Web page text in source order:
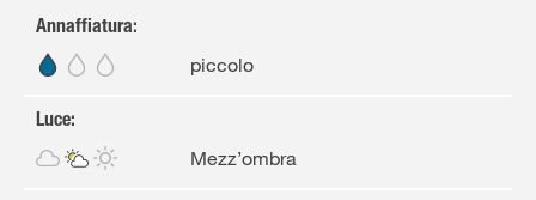
Annaffiatura:
piccolo
Luce:
Mezz’ombra